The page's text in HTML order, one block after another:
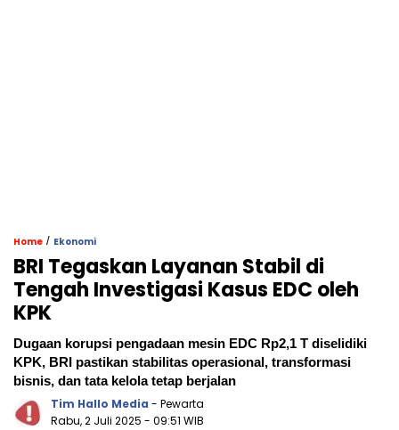
Home / Ekonomi
BRI Tegaskan Layanan Stabil di
Tengah Investigasi Kasus EDC oleh
KPK
Dugaan korupsi pengadaan mesin EDC Rp2,1 T diselidiki
KPK, BRI pastikan stabilitas operasional, transformasi
bisnis, dan tata kelola tetap berjalan
Tim Hallo Media - Pewarta
Rabu, 2 Juli 2025 - 09:51 WIB